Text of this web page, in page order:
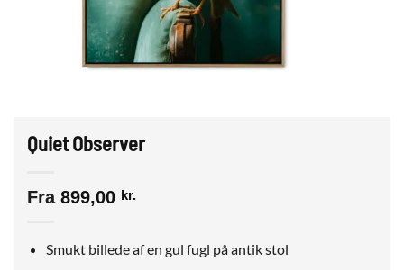
Quiet Observer
Fra 899,00 kr.
Smukt billede af en gul fugl på antik stol